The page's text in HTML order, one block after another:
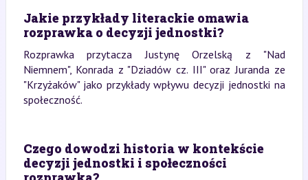
Jakie przykłady literackie omawia
rozprawka o decyzji jednostki?
Rozprawka przytacza Justynę Orzelską z "Nad
Niemnem", Konrada z "Dziadów cz. III" oraz Juranda ze
"Krzyżaków" jako przykłady wpływu decyzji jednostki na
społeczność.
Czego dowodzi historia w kontekście
decyzji jednostki i społeczności